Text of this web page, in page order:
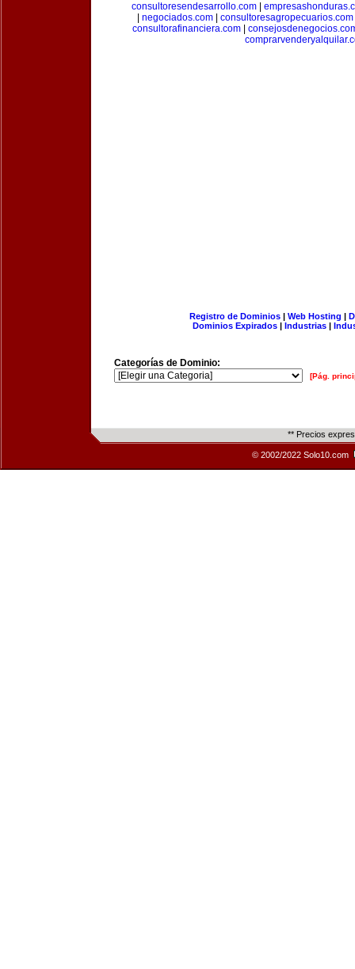
consultoresendesarrollo.com
negociados.com consultoresagropecuarios.com
consultorafinanciera.com|
Registro de Dominios| Web Hosting |
Dominios Expirados | Industrias |
Categorías de Dominio:
[Pág.
** Precios
© 2002/2022 Solo10.com